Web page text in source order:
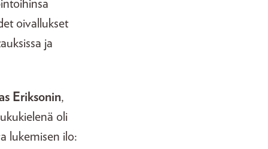
oivallukset
ja
Eriksonin,
oli
lukemisen ilo: